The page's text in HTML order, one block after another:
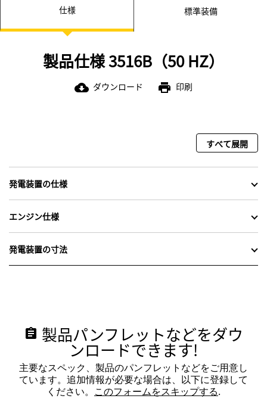
仕様 標準装備
製品仕様 3516B（50 HZ）
cloud_download ダウンロード print 印刷
すべて展開
発電装置の仕様
エンジン仕様
発電装置の寸法
assignment 製品パンフレットなどをダウ
ンロードできます!
主要なスペック、製品のパンフレットなどをご用意し
ています。追加情報が必要な場合は、以下に登録して
ください。 このフォームをスキップする.